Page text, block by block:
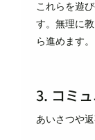
これらを遊
す。無理に
ら進めます。
3. コミ
あいさつや